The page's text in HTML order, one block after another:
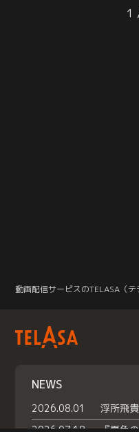
の対戦だ。この試合の勝者が稲
業と5回戦で当たることになる。
1
動画配信サービスのTELASA（テ
NEWS
2026.08.01